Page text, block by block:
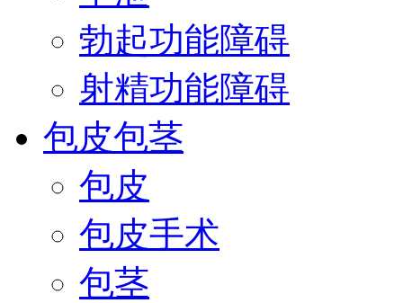
勃起功能障碍
射精功能障碍
包皮包茎
包皮
包皮手术
包茎